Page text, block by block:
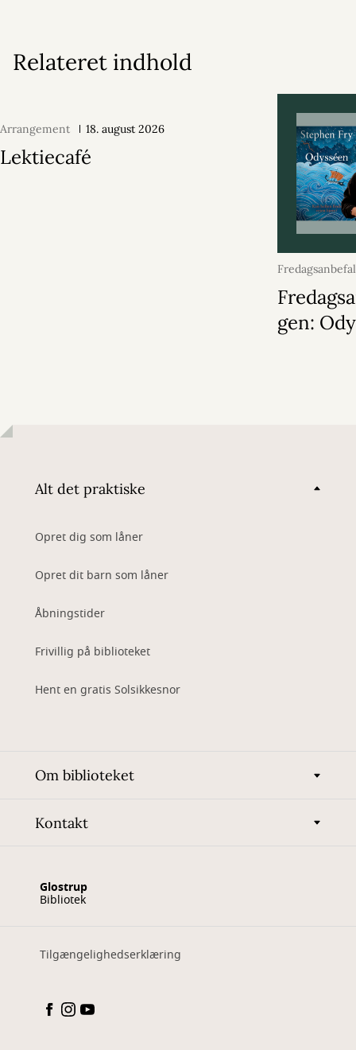
Relateret indhold
Arrangement 18. august 2026
Lektiecafé
juni 2026
gen:
Alt det praktiske
Opret dig som låner
Opret dit barn som låner
Åbningstider
Frivillig på biblioteket
Hent en gratis Solsikkesnor
Om biblioteket
Kontakt
Glostrup
Bibliotek
Tilgængelighedserklæring